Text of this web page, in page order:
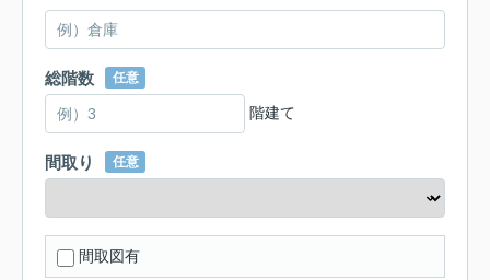
総階数 任意
階建て
間取り 任意
間取図有